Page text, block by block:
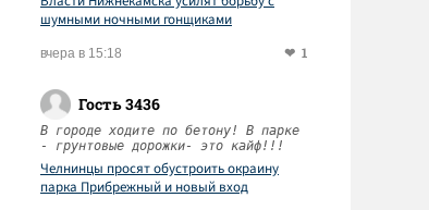
шумными ночными гонщиками
вчера в 15:18 1
Гость 3436
В городе ходите по бетону! В парке
- грунтовые дорожки- это кайф!!!
Челнинцы просят обустроить окраину
парка Прибрежный и новый вход